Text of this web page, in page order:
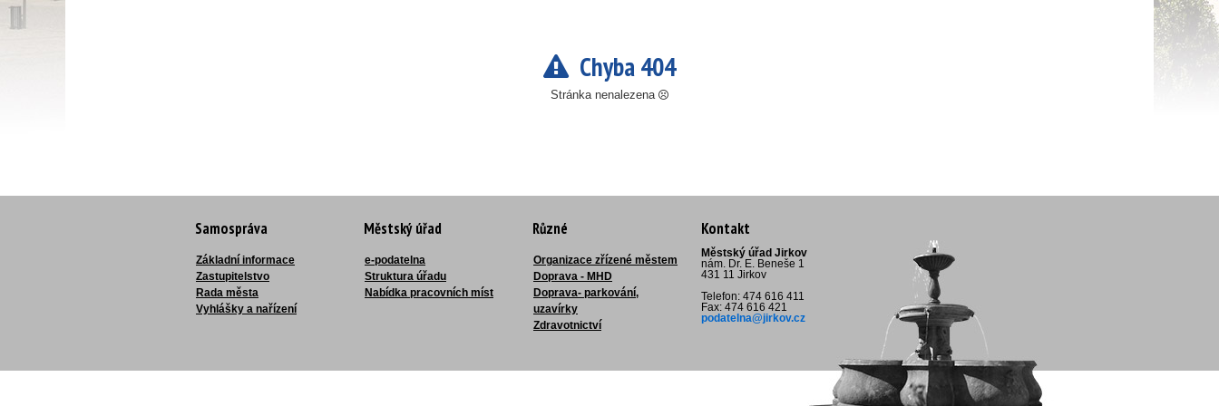
Chyba 404
Stránka nenalezena
Samospráva
Základní informace
Zastupitelstvo
Rada města
Vyhlášky a nařízení
Městský úřad
e-podatelna
Struktura úřadu
Nabídka pracovních míst
Různé
Organizace zřízené městem
Doprava - MHD
Doprava- parkování,
uzavírky
Zdravotnictví
Kontakt
Městský úřad Jirkov
nám. Dr. E. Beneše 1
431 11 Jirkov
Telefon: 474 616 411
Fax: 474 616 421
podatelna@jirkov.cz